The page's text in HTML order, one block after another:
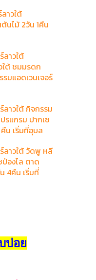
าวใต้
นไม้ 2วัน 1คืน
ลาวใต้
ใต้ ชมมรดก
มแอดเวนเจอร์
ลาวใต้ กิจกรรม
รแกรม ปากเซ
น เริ่มที่อุบล
ลาวใต้ วัดพู หลี
ป่องไล ตาด
4คืน เริ่มที่
บ่อย